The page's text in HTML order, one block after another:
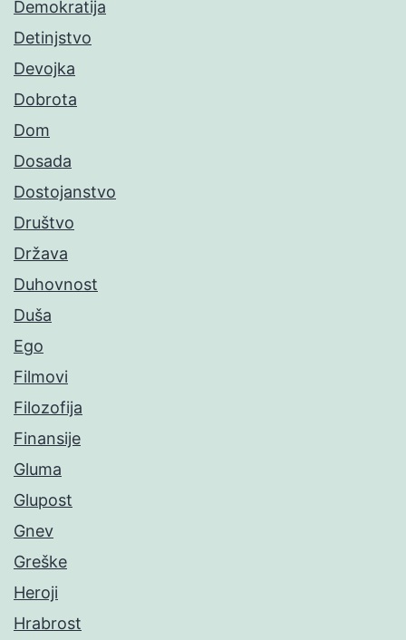
Demokratija
Detinjstvo
Devojka
Dobrota
Dom
Dosada
Dostojanstvo
Društvo
Država
Duhovnost
Duša
Ego
Filmovi
Filozofija
Finansije
Gluma
Glupost
Gnev
Greške
Heroji
Hrabrost